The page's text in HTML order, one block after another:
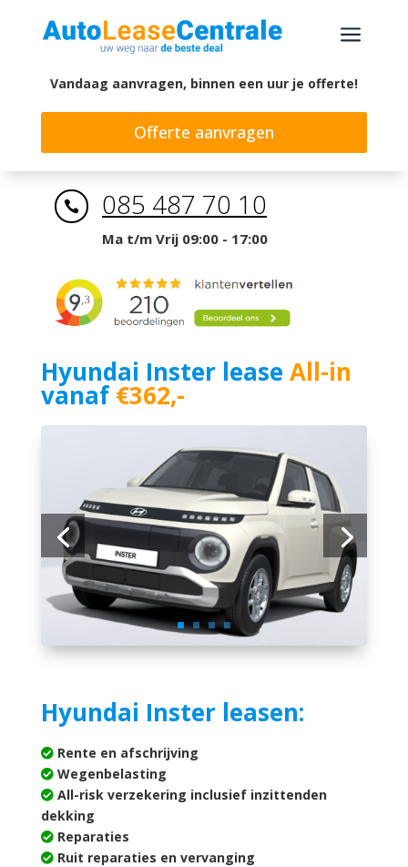
a
Vandaag aanvragen, binnen een uur je offerte!
Offerte aanvragen
 085 487 70 10
Ma t/m Vrij 09:00 - 17:00
Hyundai Inster lease All-in
vanaf€362,-
Hyundai Inster leasen:
Rente en afschrijving
Wegenbelasting
All-risk verzekering inclusief inzittenden
dekking
Reparaties
Ruit reparaties en vervanging